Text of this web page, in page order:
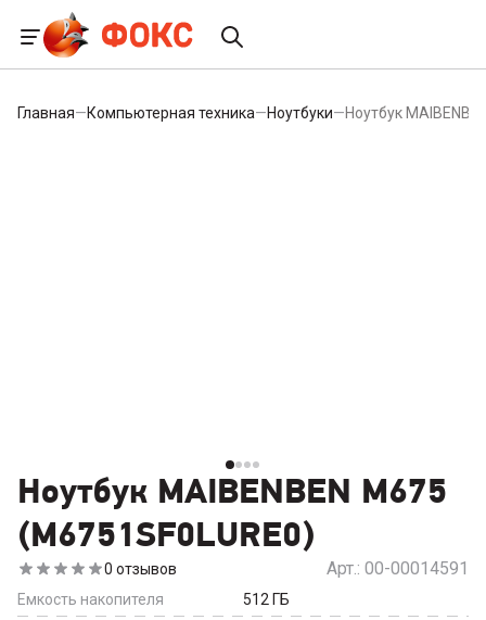
Главная—Компьютерная техника—Ноутбуки—Ноутбук
Ноутбук MAIBENBEN M675
(M6751SF0LURE0)
0 отзывов Арт.: 00-00014591
Емкость накопителя 512 ГБ